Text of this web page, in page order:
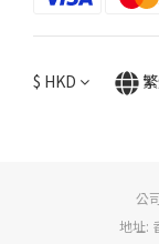
$ HKD
公
地址: